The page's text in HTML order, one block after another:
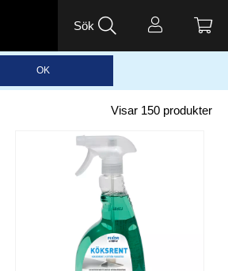
Sök
OK
Visar 150 produkter